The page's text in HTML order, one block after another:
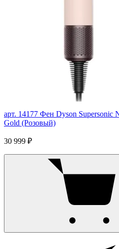
арт. 14177 Фен Dyson Supersonic
Gold (Розовый)
30 999 ₽